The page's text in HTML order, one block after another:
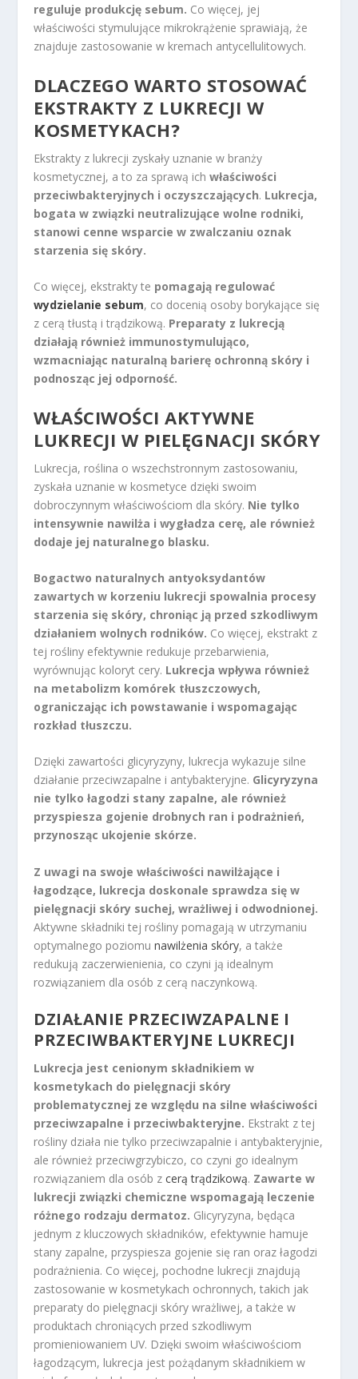
reguluje produkcję sebum. Co więcej, jej
właściwości stymulujące mikrokrążenie sprawiają, że
znajduje zastosowanie w kremach antycellulitowych.
DLACZEGO WARTO STOSOWAĆ
EKSTRAKTY Z LUKRECJI W
KOSMETYKACH?
Ekstrakty z lukrecji zyskały uznanie w branży
kosmetycznej, a to za sprawą ichwłaściwości
przeciwbakteryjnych i oczyszczających. Lukrecja,
bogata w związki neutralizujące wolne rodniki,
stanowi cenne wsparcie w zwalczaniu oznak
starzenia się skóry.
Co więcej, ekstrakty te pomagają regulować
wydzielanie sebum, co docenią osoby borykające się
z cerą tłustą i trądzikową. Preparaty z lukrecją
działają również immunostymulująco,
wzmacniając naturalną barierę ochronną skóry i
podnosząc jej odporność.
WŁAŚCIWOŚCI AKTYWNE
LUKRECJI W PIELĘGNACJI SKÓRY
Lukrecja, roślina o wszechstronnym zastosowaniu,
zyskała uznanie w kosmetyce dzięki swoim
dobroczynnym właściwościom dla skóry. Nie tylko
intensywnie nawilża i wygładza cerę, ale również
dodaje jej naturalnego blasku.
Bogactwo naturalnych antyoksydantów
zawartych w korzeniu lukrecji spowalnia procesy
starzenia się skóry, chroniąc ją przed szkodliwym
działaniem wolnych rodników. Co więcej, ekstrakt z
tej rośliny efektywnie redukuje przebarwienia,
wyrównując koloryt cery. Lukrecja wpływa również
na metabolizm komórek tłuszczowych,
ograniczając ich powstawanie i wspomagając
rozkład tłuszczu.
Dzięki zawartości glicyryzyny, lukrecja wykazuje silne
działanie przeciwzapalne i antybakteryjne. Glicyryzyna
nie tylko łagodzi stany zapalne, ale również
przyspiesza gojenie drobnych ran i podrażnień,
przynosząc ukojenie skórze.
Z uwagi na swoje właściwości nawilżające i
łagodzące, lukrecja doskonale sprawdza się w
pielęgnacji skóry suchej, wrażliwej i odwodnionej.
Aktywne składniki tej rośliny pomagają w utrzymaniu
optymalnego poziomunawilżenia skóry, a także
redukują zaczerwienienia, co czyni ją idealnym
rozwiązaniem dla osób z cerą naczynkową.
DZIAŁANIE PRZECIWZAPALNE I
PRZECIWBAKTERYJNE LUKRECJI
Lukrecja jest cenionym składnikiem w
kosmetykach do pielęgnacji skóry
problematycznej ze względu na silne właściwości
przeciwzapalne i przeciwbakteryjne. Ekstrakt z tej
rośliny działa nie tylko przeciwzapalnie i antybakteryjnie,
ale również przeciwgrzybiczo, co czyni go idealnym
rozwiązaniem dla osób zcerą trądzikową. Zawarte w
lukrecji związki chemiczne wspomagają leczenie
różnego rodzaju dermatoz. Glicyryzyna, będąca
jednym z kluczowych składników, efektywnie hamuje
stany zapalne, przyspiesza gojenie się ran oraz łagodzi
podrażnienia. Co więcej, pochodne lukrecji znajdują
zastosowanie w kosmetykach ochronnych, takich jak
preparaty do pielęgnacji skóry wrażliwej, a także w
produktach chroniących przed szkodliwym
promieniowaniem UV. Dzięki swoim właściwościom
łagodzącym, lukrecja jest pożądanym składnikiem w